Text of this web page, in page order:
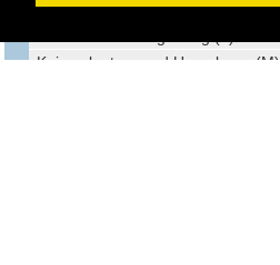
Idar-Oberstein und Umgebung (K)
Kaiserslautern und Umgebung (M)